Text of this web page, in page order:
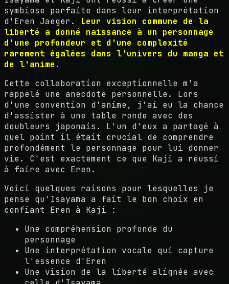
symbiose parfaite dans leur interprétation
d'Eren Jaeger. Leur vision commune de la
liberté a donné naissance à un personnage
d'une profondeur et d'une complexité
rarement égalées dans l'univers du manga et
de l'anime .
Cette collaboration exceptionnelle m'a
rappelé une anecdote personnelle. Lors
d'une convention d'anime, j'ai eu la chance
d'assister à une table ronde avec des
doubleurs japonais. L'un d'eux a partagé à
quel point il était crucial de comprendre
profondément le personnage pour lui donner
vie. C'est exactement ce que Kaji a réussi
à faire avec Eren.
Voici quelques raisons pour lesquelles je
pense qu'Isayama a fait le bon choix en
confiant Eren à Kaji :
Une compréhension profonde du
personnage
Une interprétation vocale qui capture
l'essence d'Eren
Une vision de la liberté alignée avec